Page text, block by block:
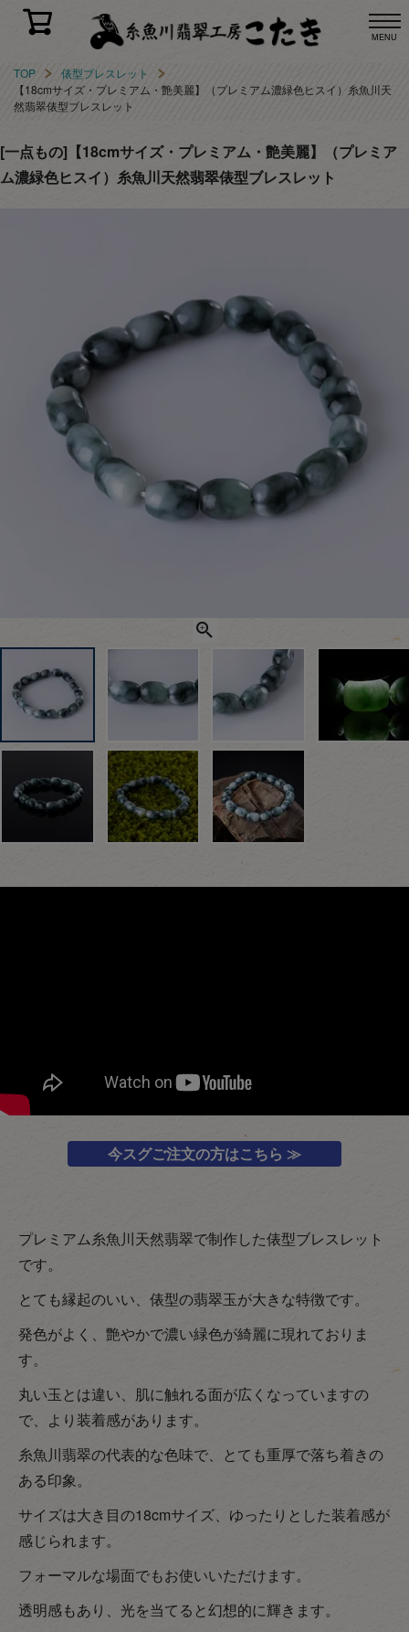
MENU
TOP
俵型ブレスレット
【18cmサイズ・プレミアム・艶美麗】（プレミアム濃緑色ヒスイ）糸魚川天
然翡翠俵型ブレスレット
[一点もの]【18cmサイズ・プレミアム・艶美麗】（プレミア
ム濃緑色ヒスイ）糸魚川天然翡翠俵型ブレスレット
今スグご注文の方はこちら ≫
プレミアム糸魚川天然翡翠で制作した俵型ブレスレット
です。
とても縁起のいい、俵型の翡翠玉が大きな特徴です。
発色がよく、艶やかで濃い緑色が綺麗に現れておりま
す。
丸い玉とは違い、肌に触れる面が広くなっていますの
で、より装着感があります。
糸魚川翡翠の代表的な色味で、とても重厚で落ち着きの
ある印象。
サイズは大き目の18cmサイズ、ゆったりとした装着感が
感じられます。
フォーマルな場面でもお使いいただけます。
透明感もあり、光を当てると幻想的に輝きます。